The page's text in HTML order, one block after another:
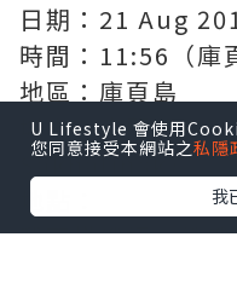
日期：21 Aug
時間：11:56（庫
地區：庫頁島
城市：南薩哈林
Sakhalinsk）
我不懂俄語，係
U Lifestyle 會使用
您同意接受本網站之私隱
我